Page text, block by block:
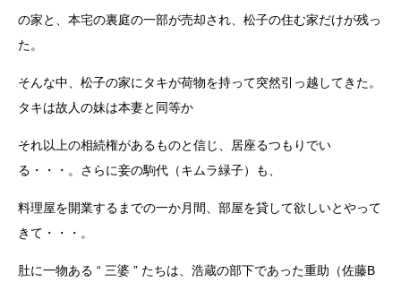
の家と、本宅の裏庭の一部が売却され、松子の住む家だけが残っ
た。
そんな中、松子の家にタキが荷物を持って突然引っ越してきた。
タキは故人の妹は本妻と同等か
それ以上の相続権があるものと信じ、居座るつもりでい
る・・・。さらに妾の駒代（キムラ緑子）も、
料理屋を開業するまでの一か月間、部屋を貸して欲しいとやって
きて・・・。
肚に一物ある “ 三婆 ” たちは、浩蔵の部下であった重助（佐藤B